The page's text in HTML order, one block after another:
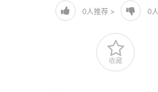
0人推荐 > 0
收藏